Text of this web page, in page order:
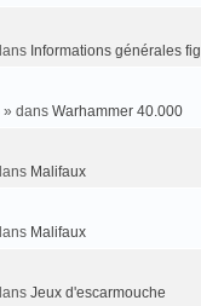
Informations générales
» dans Warhammer 40.000
Malifaux
Malifaux
Jeux d'escarmouche